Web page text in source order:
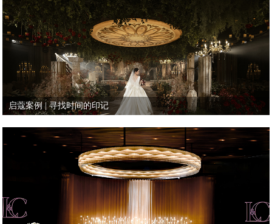
启蔻案例 | 寻找时间的印记